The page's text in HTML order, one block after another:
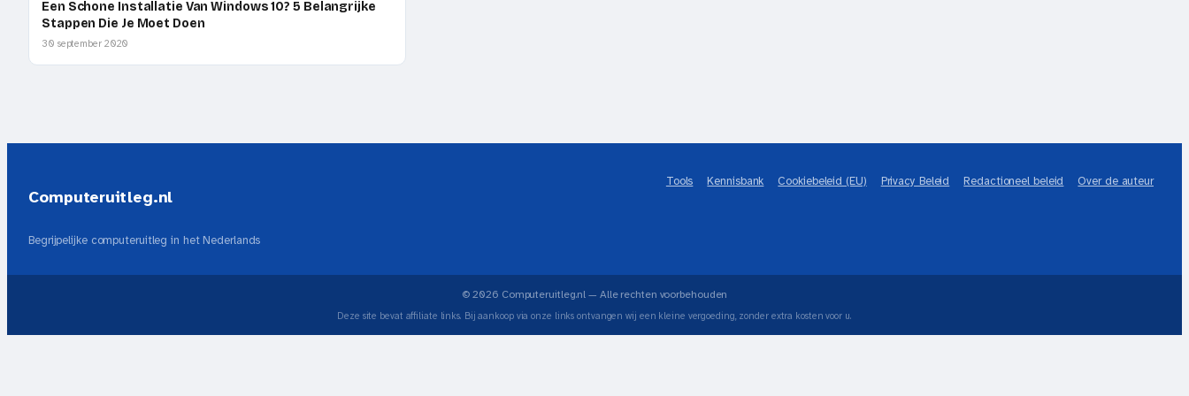
Een Schone Installatie Van Windows 10? 5 Belangrijke
Stappen Die Je Moet Doen
30 september 2020
Computeruitleg.nl
Begrijpelijke computeruitleg in het Nederlands
Tools Kennisbank Cookiebeleid (EU) Privacy Beleid Redactioneel beleid Over de auteur
© 2026 Computeruitleg.nl — Alle rechten voorbehouden
Deze site bevat affiliate links. Bij aankoop via onze links ontvangen wij een kleine vergoeding, zonder extra kosten voor u.